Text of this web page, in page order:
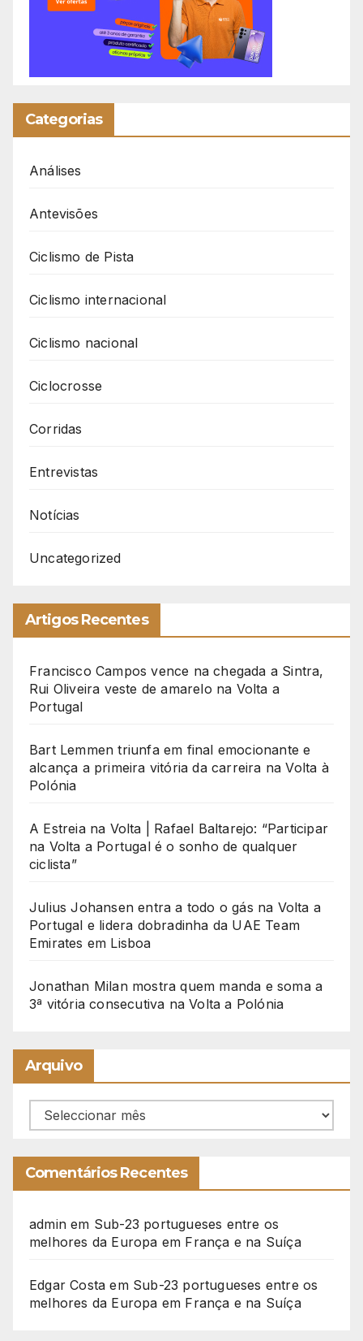
Categorias
Análises
Antevisões
Ciclismo de Pista
Ciclismo internacional
Ciclismo nacional
Ciclocrosse
Corridas
Entrevistas
Notícias
Uncategorized
Artigos Recentes
Francisco Campos vence na chegada a Sintra,
Rui Oliveira veste de amarelo na Volta a
Portugal
Bart Lemmen triunfa em final emocionante e
alcança a primeira vitória da carreira na Volta à
Polónia
A Estreia na Volta | Rafael Baltarejo: “Participar
na Volta a Portugal é o sonho de qualquer
ciclista”
Julius Johansen entra a todo o gás na Volta a
Portugal e lidera dobradinha da UAE Team
Emirates em Lisboa
Jonathan Milan mostra quem manda e soma a
3ª vitória consecutiva na Volta a Polónia
Arquivo
Arquivo
Comentários Recentes
admin em Sub-23 portugueses entre os
melhores da Europa em França e na Suíça
Edgar Costa em Sub-23 portugueses entre os
melhores da Europa em França e na Suíça